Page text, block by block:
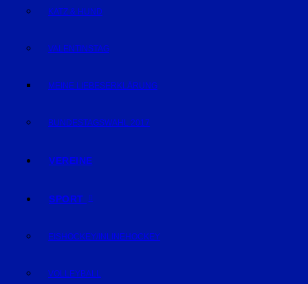
KATZ & HUND
VALENTINSTAG
MEINE LIEBESERKLÄRUNG
BUNDESTAGSWAHL 2017
VEREINE
SPORT
EISHOCKEY/INLINEHOCKEY
VOLLEYBALL